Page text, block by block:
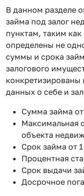
В данном разделе
займа под залог
пунктам, таким
определены не
суммы и срока
залогового
конкретизированы
данных о себе и
Сумма займа
Максимальная
объекта
Срок займа от
Процентная
Срок выдачи
Досрочное